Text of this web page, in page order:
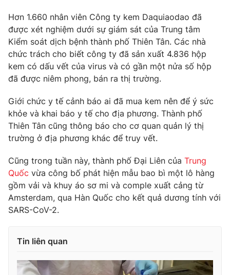
Emagazine Podcast
Photo Infographic
Video Shorts video
VTV Money VTV Thể thao
VTV Sức khoẻ Bất động sản
Thị trường 24h Tấm lòng Việt
VTV4 Vươn mình bằng AI
Liên hệ tòa soạn English
Hơn 1.660 nhân viên Công ty kem Daquiaodao đã
được xét nghiệm dưới sự giám sát của Trung tâm
Kiểm soát dịch bệnh thành phố Thiên Tân. Các nhà
chức trách cho biết công ty đã sản xuất 4.836 hộp
kem có dấu vết của virus và có gần một nửa số hộp
đã được niêm phong, bán ra thị trường.
Giới chức y tế cảnh báo ai đã mua kem nên để ý sức
khỏe và khai báo y tế cho địa phương. Thành phố
Thiên Tân cũng thông báo cho cơ quan quản lý thị
trường ở địa phương khác để truy vết.
Cũng trong tuần này, thành phố Đại Liên của Trung
Quốc vừa công bố phát hiện mẫu bao bì một lô hàng
gồm vải và khuy áo sơ mi và comple xuất cảng từ
Amsterdam, qua Hàn Quốc cho kết quả dương tính với
SARS-CoV-2.
Tin liên quan